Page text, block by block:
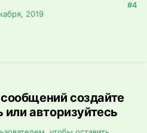
2019
#4
создайте
авторизуйтесь